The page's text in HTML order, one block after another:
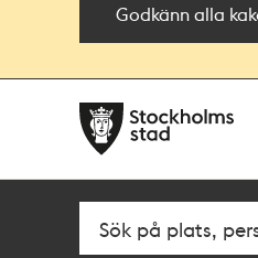
Godkänn alla
navigationen
huvudinnehållet
Fritextsök